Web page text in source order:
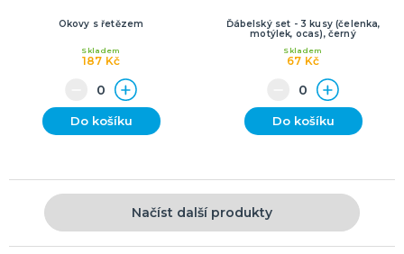
Okovy s řetězem
187 Kč
Skladem
Do košíku
Ďábelský set - 3 kusy (čelenka,
motýlek, ocas), černý
67 Kč
Skladem
Do košíku
Načíst další produkty